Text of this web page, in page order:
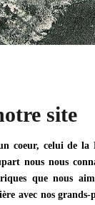
site
coeur, celui de
nous nous
que nous
avec nos grands-